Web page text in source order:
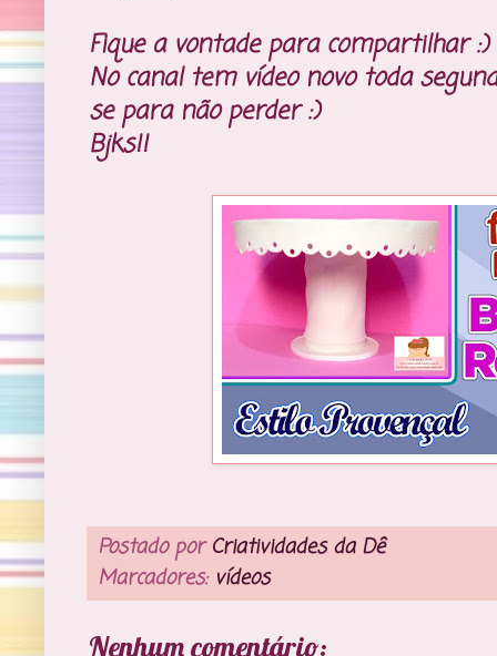
Fique a vontade para compartilhar :)
No canal tem vídeo novo toda
se para não perder :)
Bjks!!
Postado porCriatividades da Dê
Marcadores: vídeos
Nenhum comentário: